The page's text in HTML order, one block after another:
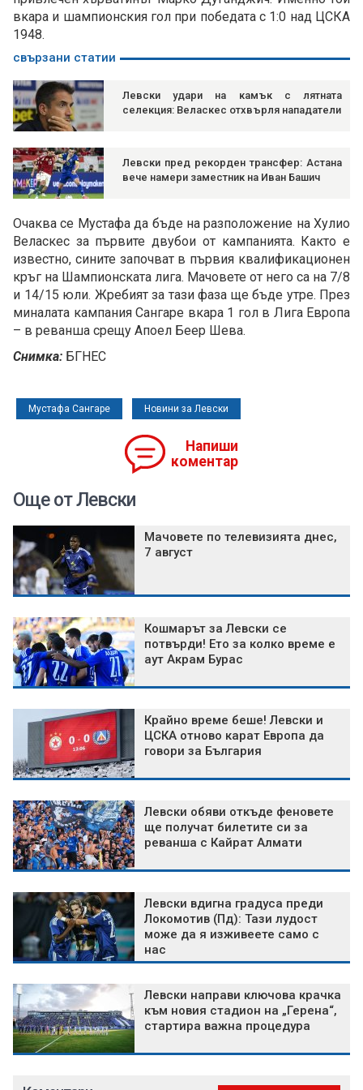
вкара и шампионския гол при победата с 1:0 над ЦСКА
1948.
свързани статии
Левски удари на камък с лятната
селекция: Веласкес отхвърля нападатели
Левски пред рекорден трансфер: Астана
вече намери заместник на Иван Башич
Очаква се Мустафа да бъде на разположение на Хулио
Веласкес за първите двубои от кампанията. Както е
известно, сините започват в първия квалификационен
кръг на Шампионската лига. Мачовете от него са на 7/8
и 14/15 юли. Жребият за тази фаза ще бъде утре. През
миналата кампания Сангаре вкара 1 гол в Лига Европа
– в реванша срещу Апоел Беер Шева.
Снимка: БГНЕС
Мустафа Сангаре Новини за Левски
Напиши
коментар
Още от Левски
Мачовете по телевизията днес,
7 август
Кошмарът за Левски се
потвърди! Ето за колко време е
аут Акрам Бурас
Крайно време беше! Левски и
ЦСКА отново карат Европа да
говори за България
Левски обяви откъде феновете
ще получат билетите си за
реванша с Кайрат Алмати
Левски вдигна градуса преди
Локомотив (Пд): Тази лудост
може да я изживеете само с
нас
Левски направи ключова крачка
към новия стадион на „Герена“,
стартира важна процедура